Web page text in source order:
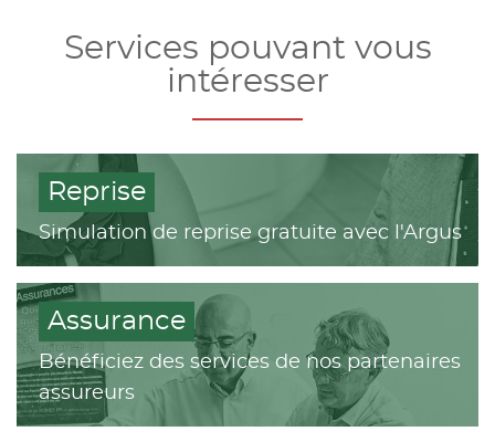
Services pouvant vous
intéresser
Reprise
Simulation de reprise gratuite avec l'Argus
Assurance
Bénéficiez des services de nos partenaires
assureurs